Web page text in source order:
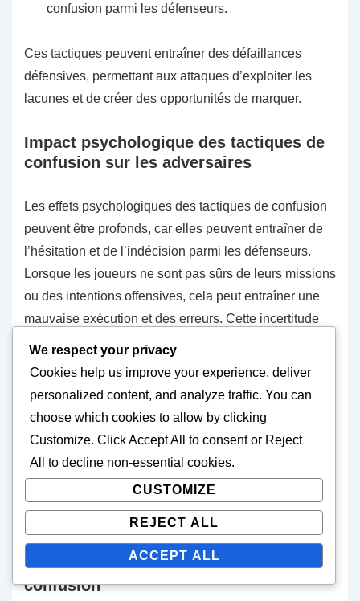
confusion parmi les défenseurs.
Ces tactiques peuvent entraîner des défaillances
défensives, permettant aux attaques d’exploiter les
lacunes et de créer des opportunités de marquer.
Impact psychologique des tactiques de
confusion sur les adversaires
Les effets psychologiques des tactiques de confusion
peuvent être profonds, car elles peuvent entraîner de
l’hésitation et de l’indécision parmi les défenseurs.
Lorsque les joueurs ne sont pas sûrs de leurs missions
ou des intentions offensives, cela peut entraîner une
mauvaise exécution et des erreurs. Cette incertitude
confiance. Cet avantage psychologique peut être
crucial dans des situations à enjeux élevés, où la force
mentale détermine souvent l’issue du match.
Risques associés aux tactiques de
confusion
We respect your privacy
Cookies help us improve your experience, deliver
personalized content, and analyze traffic. You can
choose which cookies to allow by clicking
Customize. ClickAccept All to consent or Reject
All
to decline non-essential cookies.
CUSTOMIZE
REJECT ALL
ACCEPT ALL